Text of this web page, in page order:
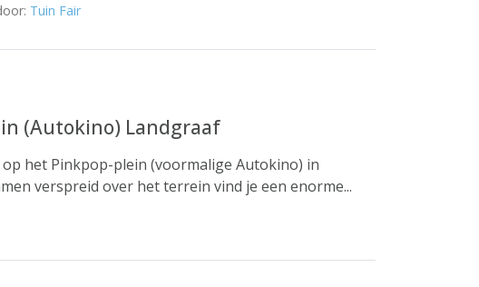
Tuin Fair
(Autokino) Landgraaf
het Pinkpop-plein (voormalige Autokino) in
verspreid over het terrein vind je een enorme...